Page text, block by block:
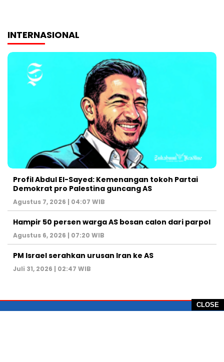
CLOSE
INTERNASIONAL
Profil Abdul El-Sayed: Kemenangan tokoh Partai
Demokrat pro Palestina guncang AS
Agustus 7, 2026 | 04:07 WIB
Hampir 50 persen warga AS bosan calon dari parpol
Agustus 6, 2026 | 07:20 WIB
PM Israel serahkan urusan Iran ke AS
Juli 31, 2026 | 02:47 WIB